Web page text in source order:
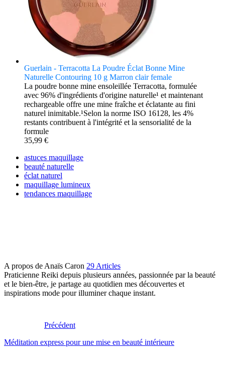
Guerlain - Terracotta La Poudre Éclat Bonne Mine
Naturelle Contouring 10 g Marron clair female
La poudre bonne mine ensoleillée Terracotta, formulée
avec 96% d'ingrédients d'origine naturelle¹ et maintenant
rechargeable offre une mine fraîche et éclatante au fini
naturel inimitable.¹Selon la norme ISO 16128, les 4%
restants contribuent à l'intégrité et la sensorialité de la
formule
35,99 €
astuces maquillage
beauté naturelle
éclat naturel
maquillage lumineux
tendances maquillage
A propos de Anaïs Caron 29 Articles
Praticienne Reiki depuis plusieurs années, passionnée par la beauté
et le bien-être, je partage au quotidien mes découvertes et
inspirations mode pour illuminer chaque instant.
Précédent
Méditation express pour une mise en beauté intérieure